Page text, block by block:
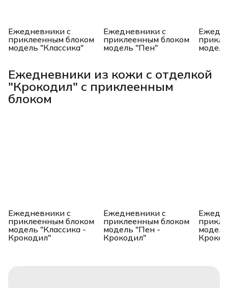
Ежедневники с
приклеенным блоком
модель "Классика"
Ежедневники с
приклеенным блоком
модель "Пен"
Ежедневники из кожи с отделкой
"Крокодил" с приклеенным
блоком
Ежедневники с
приклеенным блоком
модель "Классика -
Крокодил"
Ежедневники с
приклеенным блоком
модель "Пен -
Крокодил"